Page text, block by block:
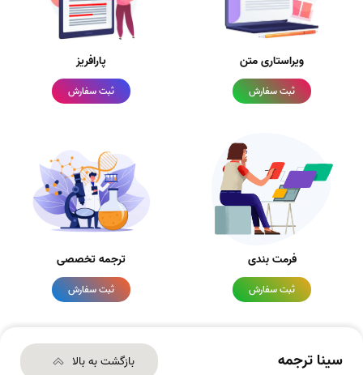
ویراستاری متن
ثبت سفارش
پارافریز
ثبت سفارش
فرمت بندی
ثبت سفارش
ترجمه تخصصی
ثبت سفارش
سینا ترجمه بازگشت به بالا